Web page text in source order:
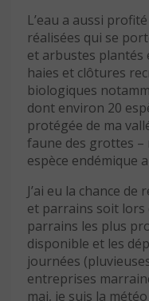
L’eau a aussi
réalisées qui se
et arbustes plantés
haies et clôtures
biologiques
dont environ 20
protégée de ma
faune des grottes –
espèce endémique
J’ai eu la chance
et parrains soit lors
parrains les plus
disponible et les
journées
entreprises
mai, je suis la